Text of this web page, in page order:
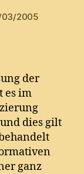
03/2005
der
es im
dies gilt
ganz